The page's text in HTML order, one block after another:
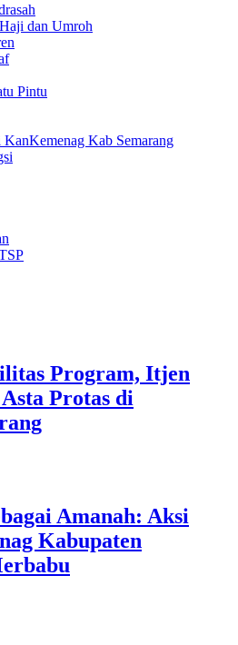
dan Umroh
Pintu
KanKemenag Kab Semarang
Program, Itjen
Protas di
Amanah: Aksi
Kabupaten